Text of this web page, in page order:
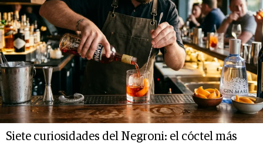
Siete curiosidades del Negroni: el cóctel más